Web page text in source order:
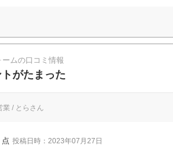
ームの口コミ情報
がたまった
業 / とらさん
点 投稿日時：2023年07月27日